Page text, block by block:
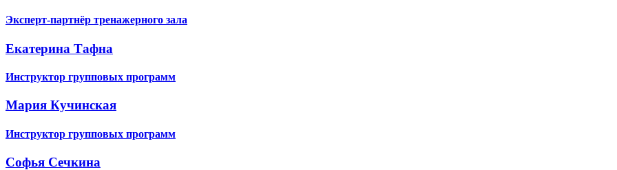
Эксперт-партнёр тренажерного зала
Екатерина Тафна
Инструктор групповых программ
Мария Кучинская
Инструктор групповых программ
Софья Сечкина